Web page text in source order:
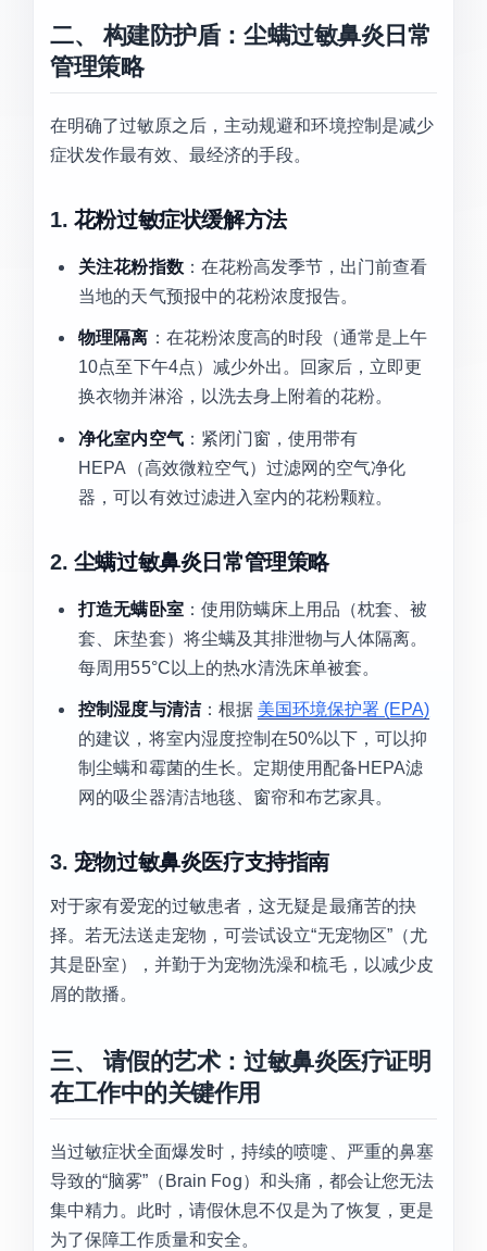
二、 构建防护盾：尘螨过敏鼻炎日常
管理策略
在明确了过敏原之后，主动规避和环境控制是减少
症状发作最有效、最经济的手段。
1. 花粉过敏症状缓解方法
关注花粉指数：在花粉高发季节，出门前查看
当地的天气预报中的花粉浓度报告。
物理隔离 ：在花粉浓度高的时段（通常是上午
10点至下午4点）减少外出。回家后，立即更
换衣物并淋浴，以洗去身上附着的花粉。
净化室内空气：紧闭门窗，使用带有
HEPA（高效微粒空气）过滤网的空气净化
器，可以有效过滤进入室内的花粉颗粒。
2. 尘螨过敏鼻炎日常管理策略
打造无螨卧室：使用防螨床上用品（枕套、被
套、床垫套）将尘螨及其排泄物与人体隔离。
每周用55°C以上的热水清洗床单被套。
控制湿度与清洁：根据 美国环境保护署 (EPA)
的建议，将室内湿度控制在50%以下，可以抑
制尘螨和霉菌的生长。定期使用配备HEPA滤
网的吸尘器清洁地毯、窗帘和布艺家具。
3. 宠物过敏鼻炎医疗支持指南
对于家有爱宠的过敏患者，这无疑是最痛苦的抉
择。若无法送走宠物，可尝试设立“无宠物区”（尤
其是卧室），并勤于为宠物洗澡和梳毛，以减少皮
屑的散播。
三、 请假的艺术：过敏鼻炎医疗证明
在工作中的关键作用
当过敏症状全面爆发时，持续的喷嚏、严重的鼻塞
导致的“脑雾”（Brain Fog）和头痛，都会让您无法
集中精力。此时，请假休息不仅是为了恢复，更是
为了保障工作质量和安全。